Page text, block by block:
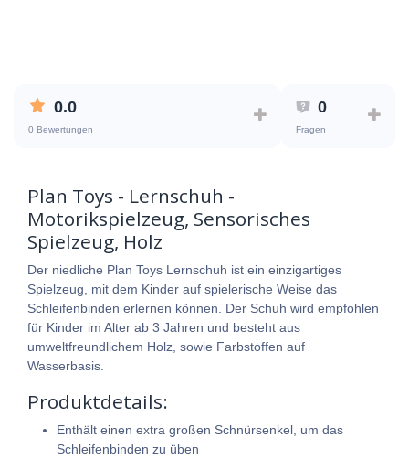
0.0
0 Bewertungen
0
Fragen
Plan Toys - Lernschuh -
Motorikspielzeug, Sensorisches
Spielzeug, Holz
Der niedliche Plan Toys Lernschuh ist ein einzigartiges
Spielzeug, mit dem Kinder auf spielerische Weise das
Schleifenbinden erlernen können. Der Schuh wird empfohlen
für Kinder im Alter ab 3 Jahren und besteht aus
umweltfreundlichem Holz, sowie Farbstoffen auf
Wasserbasis.
Produktdetails:
Enthält einen extra großen Schnürsenkel, um das
Schleifenbinden zu üben